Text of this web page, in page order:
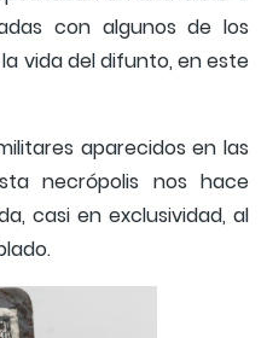
con algunos de los
vida del difunto, en este
aparecidos en las
necrópolis nos hace
casi en exclusividad, al